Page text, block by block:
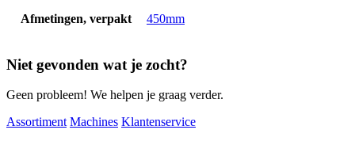
Afmetingen, verpakt 450mm
Niet gevonden wat je zocht?
Geen probleem! We helpen je graag verder.
Assortiment Machines Klantenservice